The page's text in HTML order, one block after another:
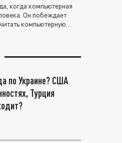
когда компьютерная
Он побеждает
компьютерную
по Украине? США
Турция